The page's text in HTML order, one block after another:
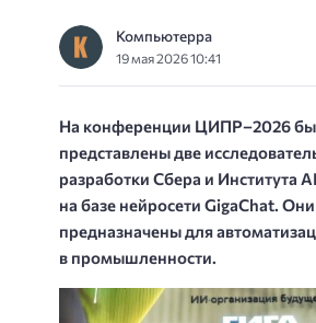
Компьютерра
19 мая 2026 10:41
На конференции ЦИПР–2026
представлены две
разработки Сбера и Института
на базе нейросети GigaChat. Они
предназначены для
в промышленности.